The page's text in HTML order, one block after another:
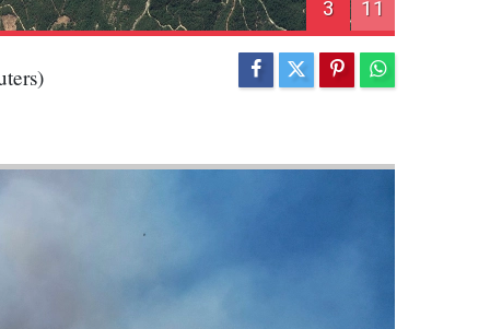
3 11